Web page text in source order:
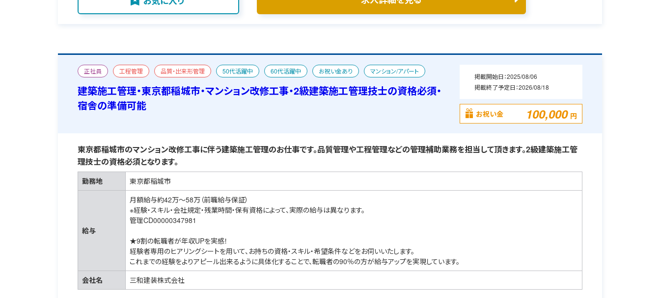
正社員 工程管理 品質・出来形管理 50代活躍中 60代活躍中 お祝い金あり
マンション/アパート
改修
二級建築施工管理技士 宿舎あり
建築施工管理・東京都稲城市・マンション改修工事・2級建築施工管理技士の資格必須・
宿舎の準備可能
掲載開始日：2025/08/06
掲載終了予定日：2026/08/18
お祝い金 100,000 円
東京都稲城市のマンション改修工事に伴う建築施工管理のお仕事です。品質管理や工程管理などの管理補助業務を担当して頂きます。2級建築施工管
理技士の資格必須となります。
勤務地 東京都稲城市
給与
月額給与約42万～58万（前職給与保証）
※経験・スキル・会社規定・残業時間・保有資格によって、実際の給与は異なります。
管理CD00000347981
★9割の転職者が年収UPを実感！
経験者専用のヒアリングシートを用いて、お持ちの資格・スキル・希望条件などをお伺いいたします。
これまでの経験をよりアピール出来るように具体化することで、転職者の90％の方が給与アップを実現しています。
会社名
三和建装株式会社